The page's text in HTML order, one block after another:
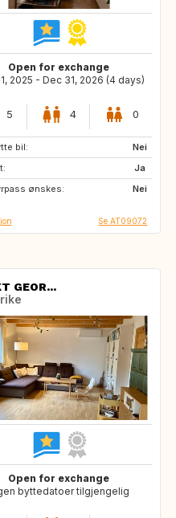
Open for exchange
2025 - Dec 31, 2026 (4 days)
5 4 0
bil:
Nei
Ja
ønskes:
Nei
Se AT09072
GEOR...
Open for exchange
byttedatoer tilgjengelig